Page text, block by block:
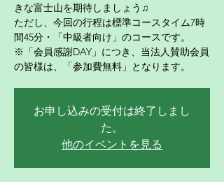
きな富士山を期待しましょう♫
ただし、今回の行程は標準コースタイム7時
間45分・「中級者向け」のコースです。
※「会員感謝DAY」につき、当法人賛助会員
の皆様は、「参加費無料」となります。
お申し込みの受付は終了しまし
た。
他のイベントを見る